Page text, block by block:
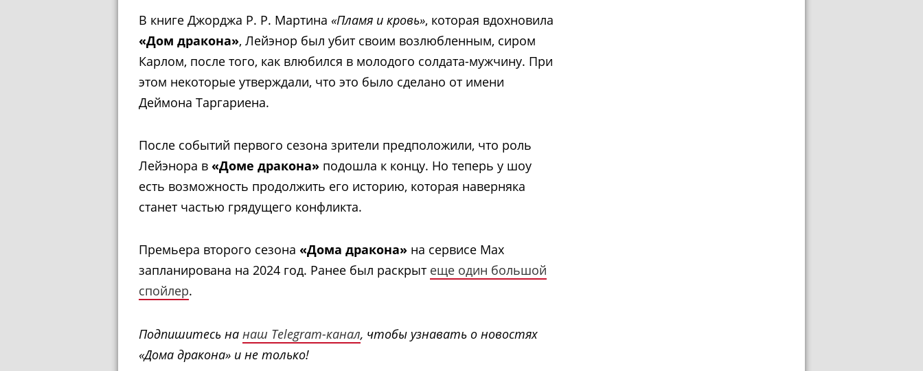
В книге Джорджа Р. Р. Мартина «Пламя и кровь», которая вдохновила
«Дом дракона», Лейэнор был убит своим возлюбленным, сиром
Карлом, после того, как влюбился в молодого солдата-мужчину. При
этом некоторые утверждали, что это было сделано от имени
Деймона Таргариена.
После событий первого сезона зрители предположили, что роль
Лейэнора в «Доме дракона» подошла к концу. Но теперь у шоу
есть возможность продолжить его историю, которая наверняка
станет частью грядущего конфликта.
Премьера второго сезона «Дома дракона» на сервисе Max
запланирована на 2024 год. Ранее был раскрыт еще один большой
спойлер.
Подпишитесь на наш Telegram-канал, чтобы узнавать о новостях
«Дома дракона» и не только!